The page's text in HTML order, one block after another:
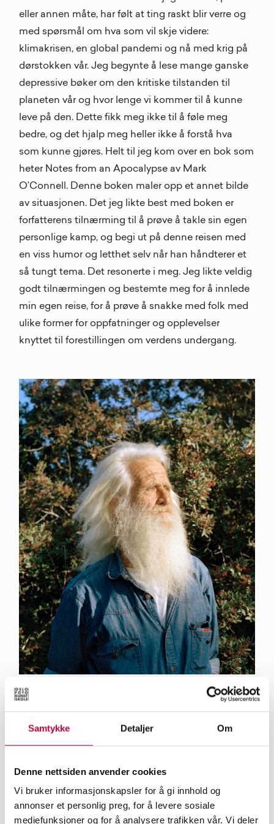
Samtykke Detaljer Om
Denne nettsiden anvender cookies
Vi bruker informasjonskapsler for å gi innhold og
annonser et personlig preg, for å levere sosiale
mediefunksjoner og for å analysere trafikken vår. Vi deler
eller annen måte, har følt at ting raskt blir verre og
med spørsmål om hva som vil skje videre:
klimakrisen, en global pandemi og nå med krig på
dørstokken vår. Jeg begynte å lese mange ganske
depressive bøker om den kritiske tilstanden til
planeten vår og hvor lenge vi kommer til å kunne
leve på den. Dette fikk meg ikke til å føle meg
bedre, og det hjalp meg heller ikke å forstå hva
som kunne gjøres. Helt til jeg kom over en bok som
heter Notes from an Apocalypse av Mark
O’Connell. Denne boken maler opp et annet bilde
av situasjonen. Det jeg likte best med boken er
forfatterens tilnærming til å prøve å takle sin egen
personlige kamp, ​​og begi ut på denne reisen med
en viss humor og letthet selv når han håndterer et
så tungt tema. Det resonerte i meg. Jeg likte veldig
godt tilnærmingen og bestemte meg for å innlede
min egen reise, for å prøve å snakke med folk med
ulike former for oppfatninger og opplevelser
knyttet til forestillingen om verdens undergang.
Giulia Mangione - Revelation_Patmos, GR, 2022.
noe om den fotografiske arbeidsprosessen din?
Hvordan finner du miljøene du ønsker å
oppsøke?